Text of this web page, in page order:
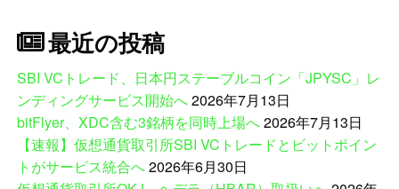
最近の投稿
SBI VCトレード、日本円ステーブルコイン「JPYSC」レ
ンディングサービス開始へ2026年7月13日
bitFlyer、XDC含む3銘柄を同時上場へ2026年7月13日
【速報】仮想通貨取引所SBI VCトレードとビットポイン
トがサービス統合へ2026年6月30日